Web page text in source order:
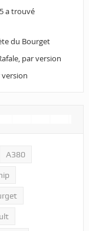
a trouvé
du Bourget
par version
version
A380